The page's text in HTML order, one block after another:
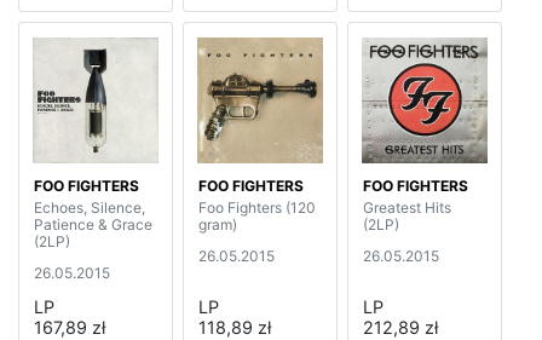
FOO FIGHTERS
Echoes, Silence,
Patience & Grace
(2LP)
26.05.2015
LP
167,89 zł
FOO FIGHTERS
Foo Fighters (120
gram)
26.05.2015
LP
118,89 zł
FOO FIGHTERS
Greatest Hits
(2LP)
26.05.2015
LP
212,89 zł